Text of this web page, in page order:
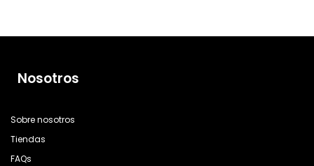
Nosotros
Sobre nosotros
Tiendas
FAQs